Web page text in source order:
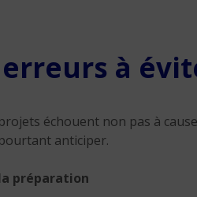
erreurs à
échouent non pas à
anticiper.
préparation